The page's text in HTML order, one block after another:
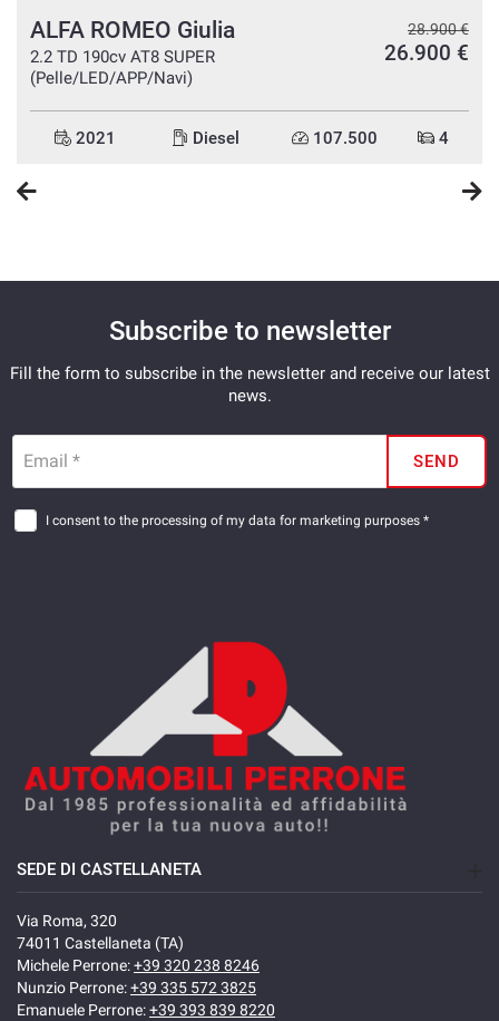
ALFA ROMEO Giulia
2.2 TD 190cv AT8 SUPER
(Pelle/LED/APP/Navi)
28.900 €
26.900 €
2021 Diesel 107.500 4
Subscribe to newsletter
Fill the form to subscribe in the newsletter and receive our latest
news.
Email * SEND
I consent to the processing of my data for marketing purposes *
SEDE DI CASTELLANETA
Via Roma, 320
74011 Castellaneta (TA)
Michele Perrone:+39 320 238 8246
Nunzio Perrone:+39 335 572 3825
Emanuele Perrone:+39 393 839 8220